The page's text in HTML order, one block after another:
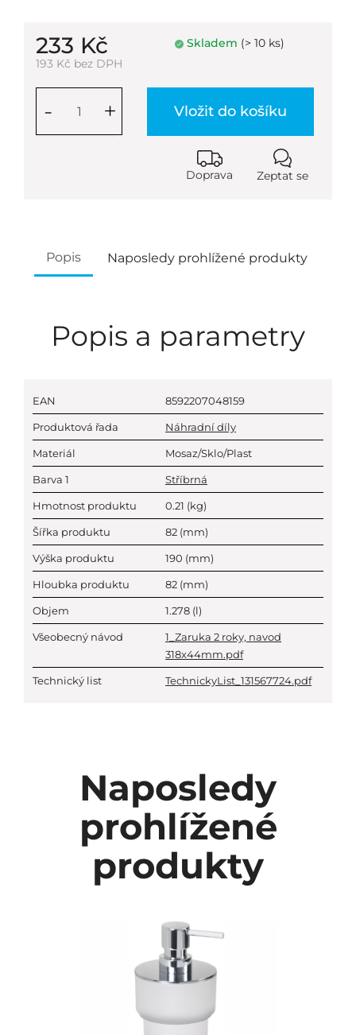
233 Kč
193 Kč bez DPH
Skladem (> 10 ks)
+
- Vložit do košíku
Doprava Zeptat se
Popis Naposledy prohlížené produkty
Popis a parametry
EAN 8592207048159
Produktová řada Náhradní díly
Materiál Mosaz/Sklo/Plast
Barva 1 Stříbrná
Hmotnost produktu 0.21 (kg)
Šířka produktu 82 (mm)
Výška produktu 190 (mm)
Hloubka produktu 82 (mm)
Objem 1.278 (l)
Všeobecný návod
1_Zaruka 2 roky, navod
318x44mm.pdf
Technický list TechnickyList_131567724.pdf
Naposledy
prohlížené
produkty